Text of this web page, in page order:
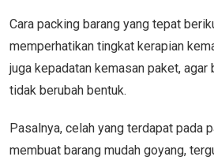
Cara packing barang yang tepat
memperhatikan tingkat kerapian
juga kepadatan kemasan paket, agar
tidak berubah bentuk.
Pasalnya, celah yang terdapat pada
membuat barang mudah goyang,